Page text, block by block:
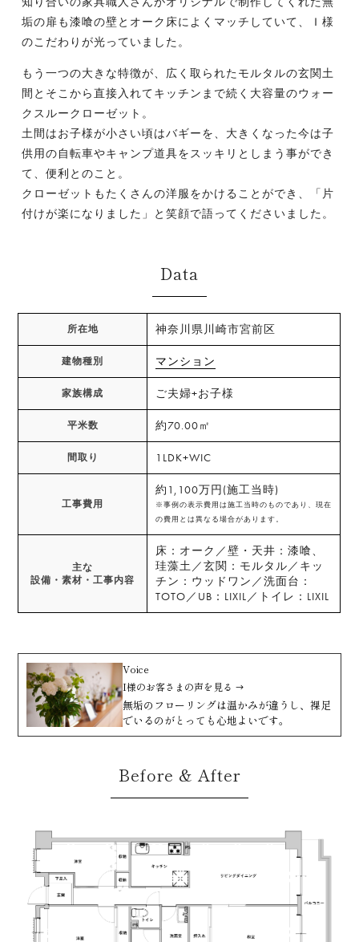
垢の扉も漆喰の壁とオーク床によくマッチしていて、Ｉ様
のこだわりが光っていました。
もう一つの大きな特徴が、広く取られたモルタルの玄関土
間とそこから直接入れてキッチンまで続く大容量のウォー
クスルークローゼット。
土間はお子様が小さい頃はバギーを、大きくなった今は子
供用の自転車やキャンプ道具をスッキリとしまう事ができ
て、便利とのこと。
クローゼットもたくさんの洋服をかけることができ、「片
付けが楽になりました」と笑顔で語ってくださいました。
Data
所在地 神奈川県川崎市宮前区
建物種別 マンション
家族構成 ご夫婦+お子様
平米数 約70.00㎡
間取り 1LDK+WIC
工事費用
約1,100万円(施工当時)
※事例の表示費用は施工当時のものであり、現在
の費用とは異なる場合があります。
主な
設備・素材・工事内容
床：オーク／壁・天井：漆喰、
珪藻土／玄関：モルタル／キッ
チン：ウッドワン／洗面台：
TOTO／UB：LIXIL／トイレ：LIXIL
Voice
I様のお客さまの声を見る
無垢のフローリングは温かみが違うし、裸足
でいるのがとっても心地よいです。
Before & After